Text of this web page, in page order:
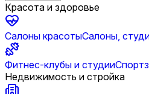
Красота и здоровье
Салоны красотыСалоны,
Фитнес-клубы и студии
Недвижимость и стройка